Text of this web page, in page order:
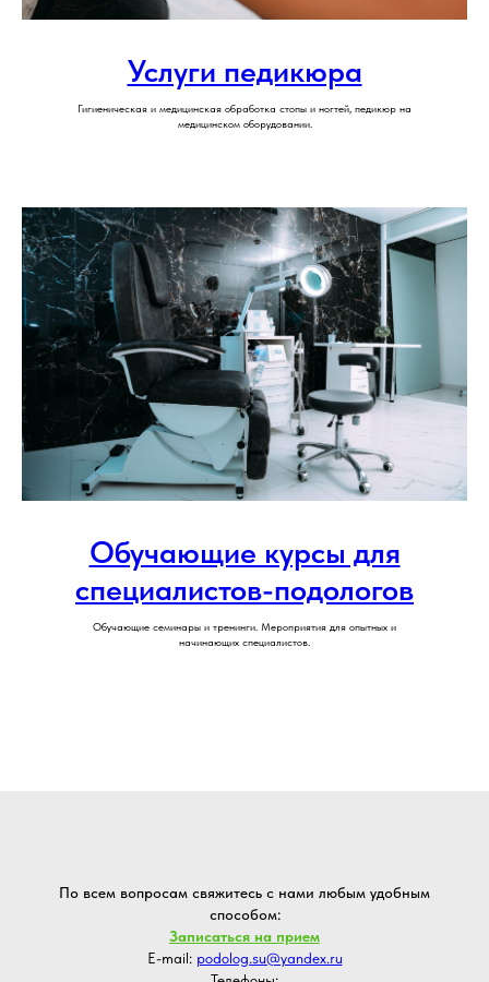
Услуги педикюра
Гигиеническая и медицинская обработка стопы и ногтей, педикюр на
медицинском оборудовании.
Обучающие курсы для
специалистов-подологов
Обучающие семинары и тренинги. Мероприятия для опытных и
начинающих специалистов.
По всем вопросам свяжитесь с нами любым удобным
способом:
Записаться на прием
E-mail: podolog.su@yandex.ru